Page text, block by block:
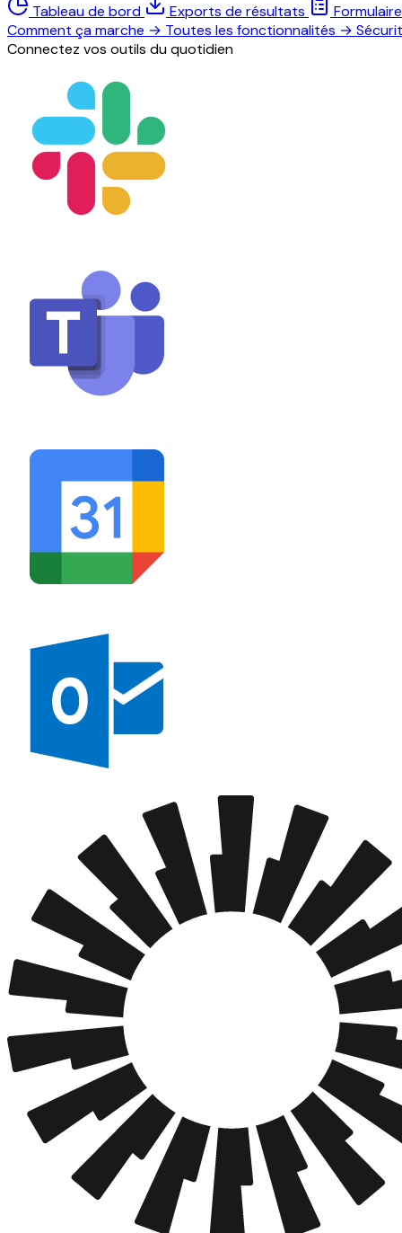
Tableau de bord Exports de résultats
Comment ça marche → Toutes les fonctionnalités →
Connectez vos outils du quotidien